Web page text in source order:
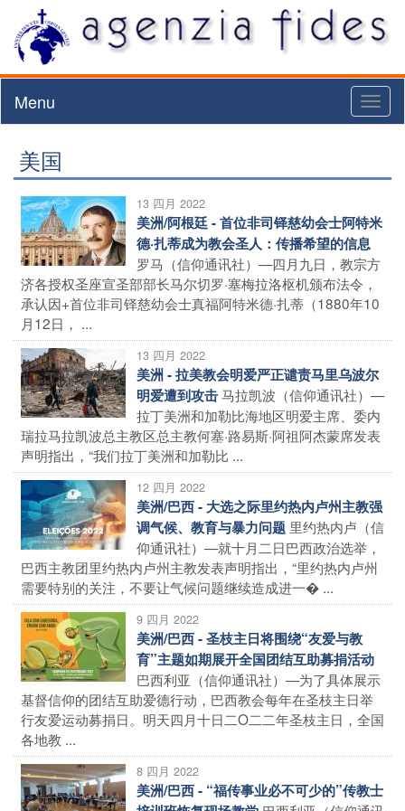
Menu
美国
13 四月 2022
美洲/阿根廷 - 首位非司铎慈幼会士阿特米
德·扎蒂成为教会圣人：传播希望的信息
罗马（信仰通讯社）—四月九日，教宗方
济各授权圣座宣圣部部长马尔切罗·塞梅拉洛枢机颁布法令，
承认因+首位非司铎慈幼会士真福阿特米德·扎蒂（1880年10
月12日， ...
13 四月 2022
美洲 - 拉美教会明爱严正谴责马里乌波尔
明爱遭到攻击马拉凯波（信仰通讯社）—
拉丁美洲和加勒比海地区明爱主席、委内
瑞拉马拉凯波总主教区总主教何塞·路易斯·阿祖阿杰蒙席发表
声明指出，“我们拉丁美洲和加勒比 ...
12 四月 2022
美洲/巴西 - 大选之际里约热内卢州主教强
调气候、教育与暴力问题 里约热内卢（信
仰通讯社）—就十月二日巴西政治选举，
巴西主教团里约热内卢州主教发表声明指出，“里约热内卢州
需要特别的关注，不要让气候问题继续造成进一� ...
9 四月 2022
美洲/巴西 - 圣枝主日将围绕“友爱与教
育”主题如期展开全国团结互助募捐活动
巴西利亚（信仰通讯社）—为了具体展示
基督信仰的团结互助爱德行动，巴西教会每年在圣枝主日举
行友爱运动募捐日。明天四月十日二O二二年圣枝主日，全国
各地教 ...
8 四月 2022
美洲/巴西 - “福传事业必不可少的”传教士